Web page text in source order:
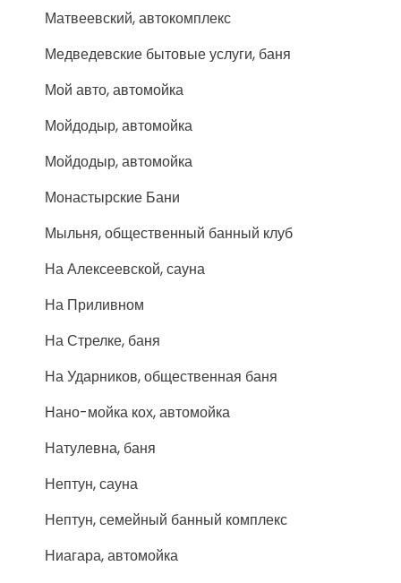
Матвеевский, автокомплекс
Медведевские бытовые услуги, баня
Мой авто, автомойка
Мойдодыр, автомойка
Мойдодыр, автомойка
Монастырские Бани
Мыльня, общественный банный клуб
На Алексеевской, сауна
На Приливном
На Стрелке, баня
На Ударников, общественная баня
Нано-мойка кох, автомойка
Натулевна, баня
Нептун, сауна
Нептун, семейный банный комплекс
Ниагара, автомойка